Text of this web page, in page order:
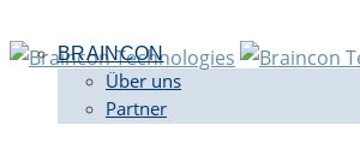
BRAINCON
Über uns
Partner